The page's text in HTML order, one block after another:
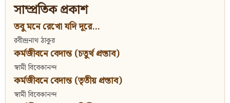
সাম্প্রতিক প্রকাশ
তবু মনে রেখো যদি দূরে...
রবীন্দ্রনাথ ঠাকুর
কর্মজীবনে বেদান্ত (চতুর্থ প্রস্তাব)
স্বামী বিবেকানন্দ
কর্মজীবনে বেদান্ত (তৃতীয় প্রস্তাব)
স্বামী বিবেকানন্দ